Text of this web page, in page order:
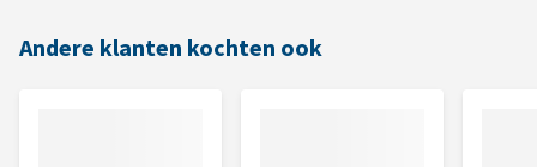
Andere klanten kochten ook